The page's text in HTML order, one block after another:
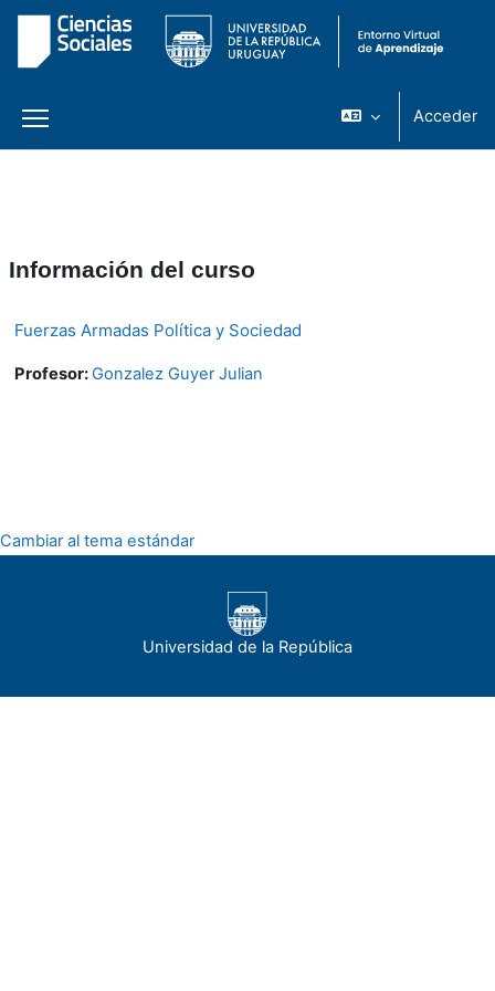
Panel lateral
Acceder
Información del curso
Fuerzas Armadas Política y Sociedad
Profesor:Gonzalez Guyer Julian
Cambiar al tema estándar
Universidad de la República